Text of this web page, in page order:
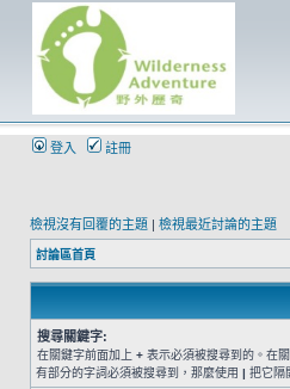
登入 註冊
檢視沒有回覆的主題 | 檢視最近討論的主題
討論區首頁
搜尋關鍵字:
在關鍵字前面加上 + 表示必須被搜尋到的。在
有部分的字詞必須被搜尋到，那麼使用 | 把它隔